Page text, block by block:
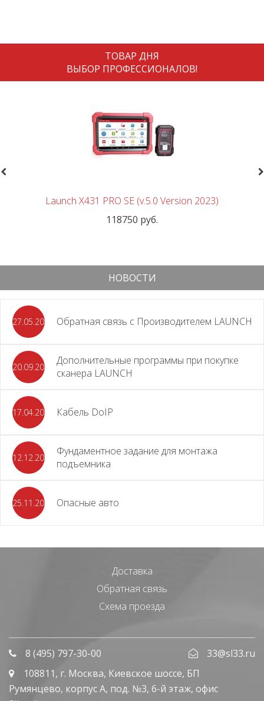
ТОВАР ДНЯ
ВЫБОР ПРОФЕССИОНАЛОВ!
Launch X431 PRO SE (v.5.0 Version 2023)
118750 руб.
НОВОСТИ
27.05.2026 Обратная связь с Производителем LAUNCH
20.09.2025
Дополнительные программы при покупке
сканера LAUNCH
17.04.2024 Кабель DoIP
12.12.2023
Фундаментное задание для монтажа
подъемника
25.11.2023 Опасные авто
Доставка
Обратная связь
Схема проезда
8 (495) 797-30-00
33@sl33.ru
108811, г. Москва, Киевское шоссе, БП
Румянцево, корпус А, под. №3, 6-й этаж, офис